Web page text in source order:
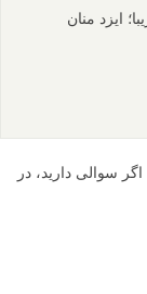
ایزد منان
سوالی دارید، در